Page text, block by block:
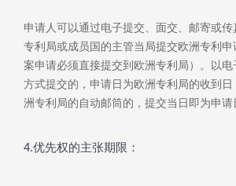
申请人可以通过电子提交、面交、邮寄或传
专利局或成员国的主管当局提交欧洲专利
案申请必须直接提交到欧洲专利局）。以
方式提交的，申请日为欧洲专利局的收到
洲专利局的自动邮筒的，提交当日即为申请
4.优先权的主张期限：